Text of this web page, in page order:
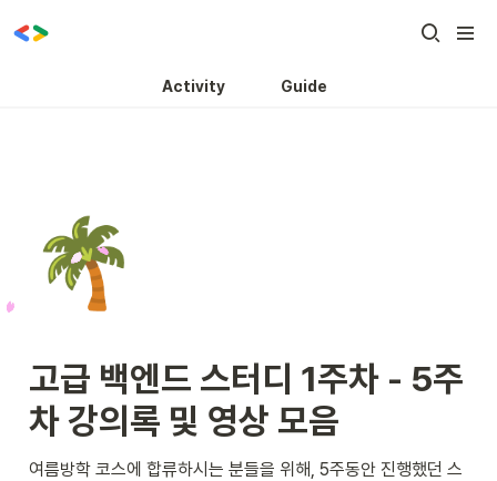
Activity Guide
🌴
고급 백엔드 스터디 1주차 - 5주
차 강의록 및 영상 모음
여름방학 코스에 합류하시는 분들을 위해, 5주동안 진행했던 스